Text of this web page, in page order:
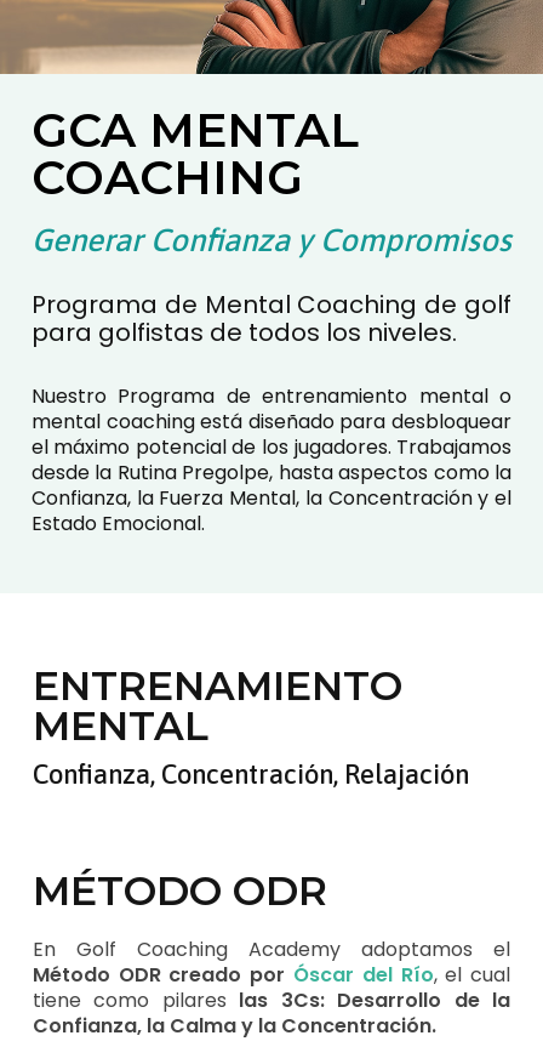
GCA MENTAL
COACHING
Generar Confianza y Compromisos
Programa de Mental Coaching de golf
para golfistas de todos los niveles.
Nuestro Programa de entrenamiento mental o
mental coaching está diseñado para desbloquear
el máximo potencial de los jugadores. Trabajamos
desde la Rutina Pregolpe, hasta aspectos como la
Confianza, la Fuerza Mental, la Concentración y el
Estado Emocional.
ENTRENAMIENTO
MENTAL
Confianza, Concentración, Relajación
MÉTODO ODR
En Golf Coaching Academy adoptamos el
Método ODR creado por Óscar del Río, el cual
tiene como pilares las 3Cs: Desarrollo de la
Confianza, la Calma y la Concentración.